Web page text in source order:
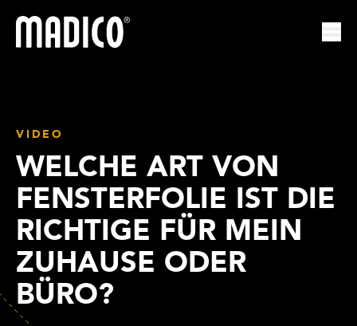
Madico
VIDEO
WELCHE ART VON
FENSTERFOLIE IST DIE
RICHTIGE FÜR MEIN
ZUHAUSE ODER
BÜRO?